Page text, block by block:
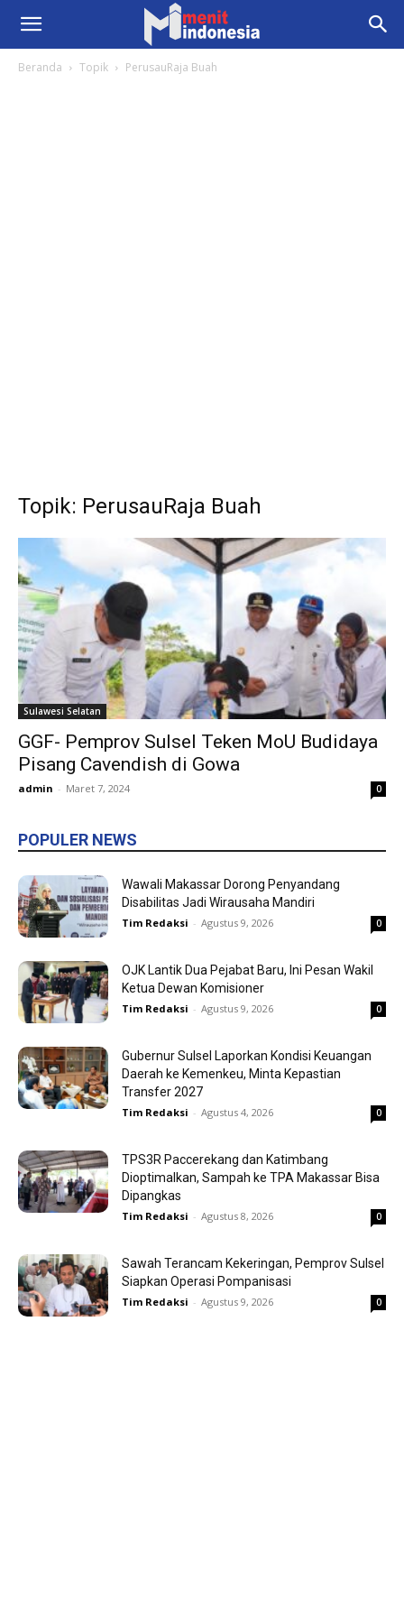
Beranda Topik PerusauRaja Buah
Topik: PerusauRaja Buah
Sulawesi Selatan
GGF- Pemprov Sulsel Teken MoU Budidaya
Pisang Cavendish di Gowa
admin - Maret 7, 2024 0
POPULER NEWS
Wawali Makassar Dorong Penyandang
Disabilitas Jadi Wirausaha Mandiri
Tim Redaksi - Agustus 9, 2026 0
OJK Lantik Dua Pejabat Baru, Ini Pesan Wakil
Ketua Dewan Komisioner
Tim Redaksi - Agustus 9, 2026 0
Gubernur Sulsel Laporkan Kondisi Keuangan
Daerah ke Kemenkeu, Minta Kepastian
Transfer 2027
Tim Redaksi - Agustus 4, 2026 0
TPS3R Paccerekang dan Katimbang
Dioptimalkan, Sampah ke TPA Makassar Bisa
Dipangkas
Tim Redaksi - Agustus 8, 2026 0
Sawah Terancam Kekeringan, Pemprov Sulsel
Siapkan Operasi Pompanisasi
Tim Redaksi - Agustus 9, 2026 0